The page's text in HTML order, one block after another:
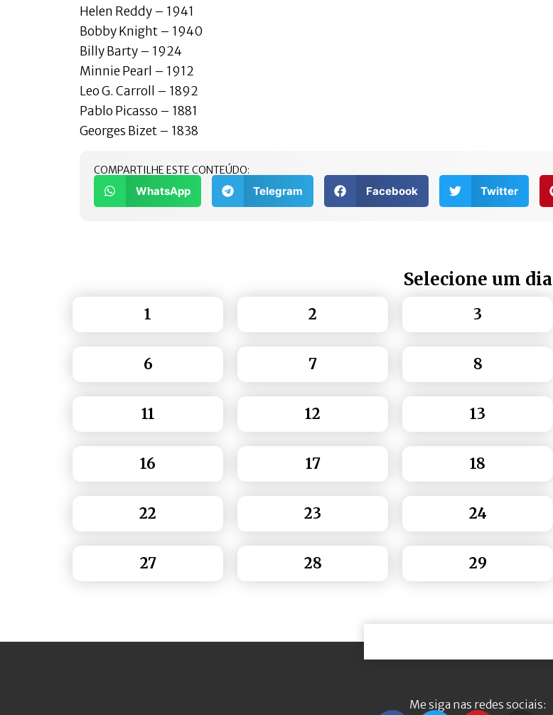
Helen Reddy – 1941
Bobby Knight – 1940
Billy Barty – 1924
Minnie Pearl – 1912
Leo G. Carroll – 1892
Pablo Picasso – 1881
Georges Bizet – 1838
COMPARTILHE ESTE CONTEÚDO:
WhatsApp Telegram Facebook Twitter
Selecione um dia
1 2 3
6 7 8
11 12 13
16 17 18
22 23 24
27 28 29
Me siga nas redes sociais: